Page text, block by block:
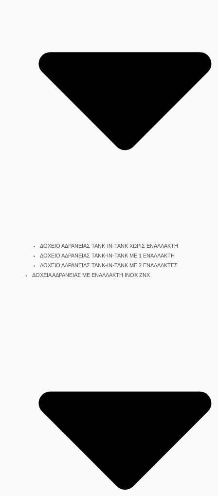
ΔΟΧΕΙΟ ΑΔΡΑΝΕΙΑΣ TANK-IN-TANK ΧΩΡΙΣ ΕΝΑΛΛΑΚΤΗ
ΔΟΧΕΙΟ ΑΔΡΑΝΕΙΑΣ TANK-IN-TANK ΜΕ 1 ΕΝΑΛΛΑΚΤΗ
ΔΟΧΕΙΟ ΑΔΡΑΝΕΙΑΣ TANK-IN-TANK ΜΕ 2 ΕΝΑΛΛΑΚΤΕΣ
ΔΟΧΕΙΑ ΑΔΡΑΝΕΙΑΣ ΜΕ ΕΝΑΛΛΑΚΤΗ INOX ΖΝΧ